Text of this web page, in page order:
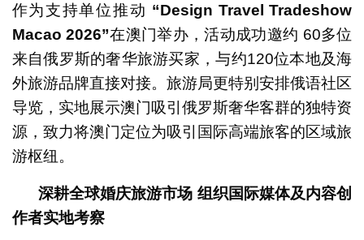
作为支持单位推动 “Design Travel Tradeshow
Macao 2026”在澳门举办，活动成功邀约 60多位
来自俄罗斯的奢华旅游买家，与约120位本地及海
外旅游品牌直接对接。旅游局更特别安排俄语社区
导览，实地展示澳门吸引俄罗斯奢华客群的独特资
源，致力将澳门定位为吸引国际高端旅客的区域旅
游枢纽。
深耕全球婚庆旅游市场 组织国际媒体及内容创
作者实地考察